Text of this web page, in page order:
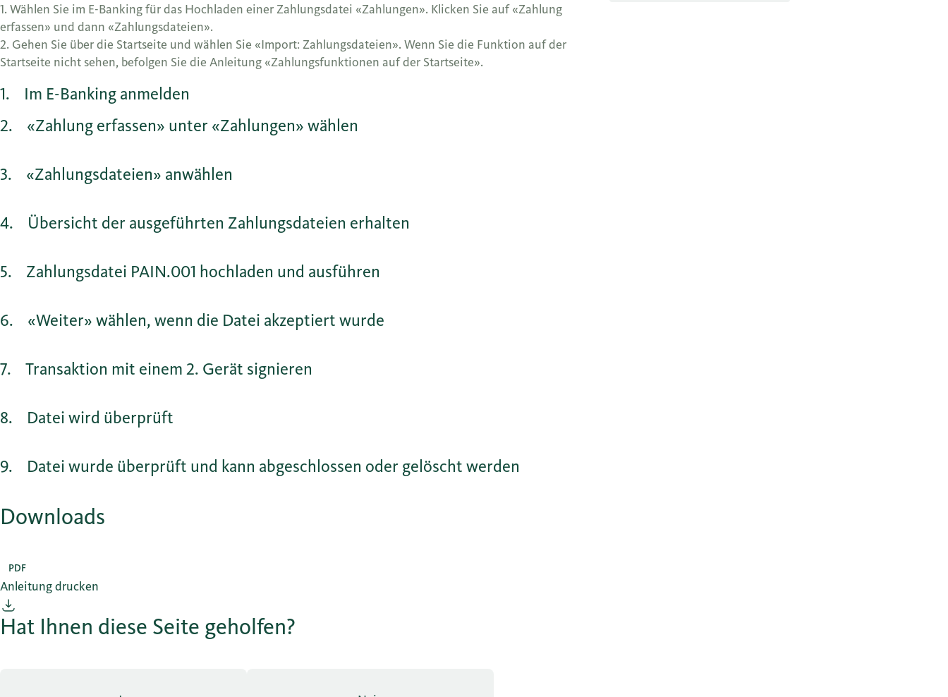
1. Wählen Sie im E-Banking für das Hochladen einer Zahlungsdatei «Zahlungen». Klicken Sie auf «Zahlung
erfassen» und dann «Zahlungsdateien».
2. Gehen Sie über die Startseite und wählen Sie «Import: Zahlungsdateien». Wenn Sie die Funktion auf der
Startseite nicht sehen, befolgen Sie die Anleitung «Zahlungsfunktionen auf der Startseite».
1
Im E-Banking anmelden
2
«Zahlung erfassen» unter «Zahlungen» wählen
3 «Zahlungsdateien» anwählen
4 Übersicht der ausgeführten Zahlungsdateien erhalten
5 Zahlungsdatei PAIN.001 hochladen und ausführen
6 «Weiter» wählen, wenn die Datei akzeptiert wurde
7 Transaktion mit einem 2. Gerät signieren
8 Datei wird überprüft
9 Datei wurde überprüft und kann abgeschlossen oder gelöscht werden
Downloads
PDF
Anleitung drucken
Hat Ihnen diese Seite geholfen?